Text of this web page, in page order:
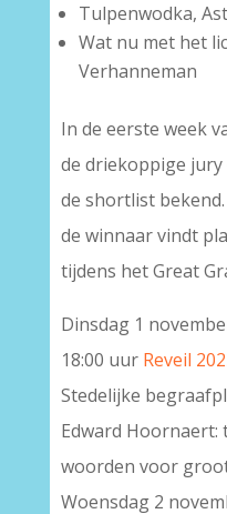
Tulpenwodka,
Wat nu met het
Verhanneman
In de eerste week
de driekoppige
de shortlist
de winnaar vindt
tijdens het Great
Dinsdag 1
18:00 uur Reveil
Stedelijke
Edward
woorden voor
Woensdag 2